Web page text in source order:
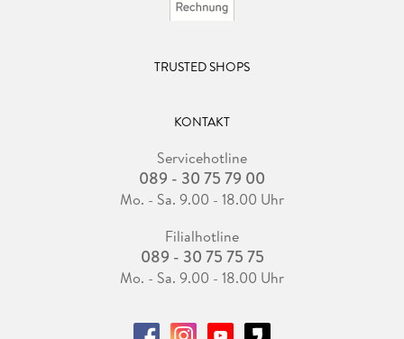
TRUSTED SHOPS
KONTAKT
Servicehotline
089 - 30 75 79 00
Mo. - Sa. 9.00 - 18.00 Uhr
Filialhotline
089 - 30 75 75 75
Mo. - Sa. 9.00 - 18.00 Uhr